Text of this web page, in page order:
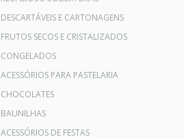
DESCARTÁVEIS E CARTONAGENS
FRUTOS SECOS E CRISTALIZADOS
CONGELADOS
ACESSÓRIOS PARA PASTELARIA
CHOCOLATES
BAUNILHAS
ACESSÓRIOS DE FESTAS